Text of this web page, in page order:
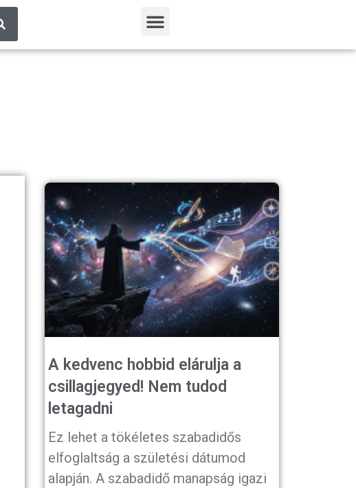
A kedvenc hobbid elárulja a
csillagjegyed! Nem tudod
letagadni
Ez lehet a tökéletes szabadidős
elfoglaltság a születési dátumod
alapján. A szabadidő manapság igazi